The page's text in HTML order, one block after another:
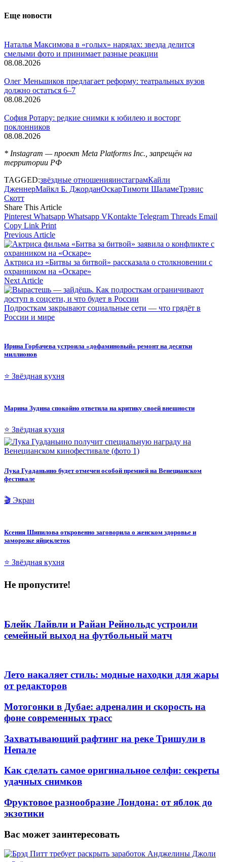
Еще новости
Наталья Максимова в «голых» нарядах: звезда делится
смелыми фото и принимает разные реакции
08.08.2026
Олег Меньшиков предлагает реформу: театральных вузов
должно остаться 6–7
08.08.2026
София Ротару: редкие снимки к юбилею и восторг
поклонников
08.08.2026
* Instagram — проект Meta Platforms Inc., запрещён на
территории РФ
TAGGED:звёздные отношенияинстаграмКайли
ДженнерМайкл Б. ДжорданОскарТимоти ШаламеТрэвис
Скотт
Share This Article
Pinterest Whatsapp Whatsapp VKontakte Telegram Threads Email
Copy Link Print
Previous Article
Актриса из «Битвы за битвой» рассказала о столкновении с
охранником на «Оскаре»
Next Article
Подросткам закрывают социальные сети — что грядёт в
России и мире
Ирина Горбачева устроила «дофаминовый» ремонт на десятки
миллионов
⭐ Звёздная кухня
Марина Зудина спокойно ответила на критику своей внешности
⭐ Звёздная кухня
Лука Гуаданьино будет отмечен особой премией на Венецианском
фестивале
🎬 Экран
Ксения Шипилова откровенно заговорила о женском здоровье и
заморозке яйцеклеток
⭐ Звёздная кухня
Не пропустите!
Блейк Лайвли и Райан Рейнольдс устроили
семейный выход на футбольный матч
Лето накаляет стиль: модные находки для жары
от редакторов
Мотогонки в Дубае: адреналин и скорость на
фоне современных трасс
Захватывающий рафтинг на реке Тришули в
Непале
Как сделать самое оригинальное селфи: секреты
удачных снимков
Фруктовое разнообразие Лондона: от яблок до
экзотики
Вас может заинтересовать